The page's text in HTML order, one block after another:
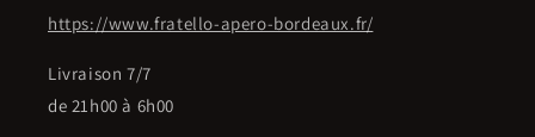
https://www.fratello-apero-bordeaux.fr/
Livraison 7/7
de 21h00 à 6h00